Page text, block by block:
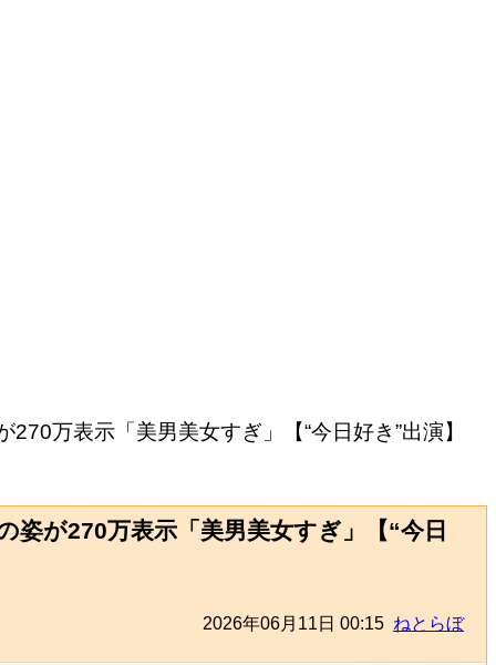
万表示「美男美女すぎ」【“今日好き”出演】
が270万表示「美男美女すぎ」【“今日
2026年06月11日 00:15 ねとらぼ